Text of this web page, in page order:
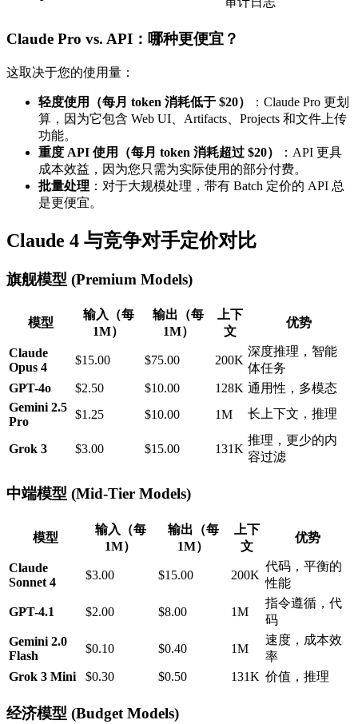
Claude Pro vs. API：哪种更便宜？
这取决于您的使用量：
轻度使用（每月 token 消耗低于 $20）
：Claude Pro 更划
算，因为它包含 Web UI、Artifacts、Projects 和文件上传
功能。
重度 API 使用（每月 token 消耗超过 $20）
：API 更具
成本效益，因为您只需为实际使用的部分付费。
批量处理 ：对于大规模处理，带有 Batch 定价的 API 总
是更便宜。
Claude 4 与竞争对手定价对比
旗舰模型 (Premium Models)
模型
输入（每
1M）
输出（每
1M）
上下
文
优势
Claude
Opus 4
$15.00 $75.00 200K
深度推理，智能
体任务
GPT-4o
$2.50 $10.00 128K 通用性，多模态
Gemini 2.5
Pro
$1.25 $10.00 1M 长上下文，推理
Grok 3 $3.00 $15.00 131K
推理，更少的内
容过滤
中端模型 (Mid-Tier Models)
模型
输入（每
1M）
输出（每
1M）
上下
文
优势
Claude
Sonnet 4
$3.00 $15.00 200K
代码，平衡的
性能
GPT-4.1 $2.00 $8.00 1M
指令遵循，代
码
Gemini 2.0
Flash
$0.10 $0.40 1M
速度，成本效
率
Grok 3 Mini
$0.30 $0.50 131K 价值，推理
经济模型 (Budget Models)